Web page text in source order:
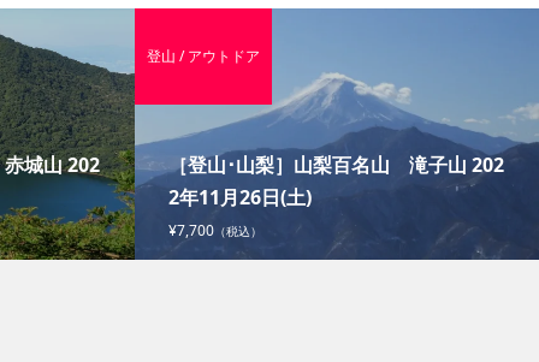
城山 202
［登山･山梨］山梨百名山 滝子山 202
2年11月26日(土)
¥7,700（税込）
登山 / アウトドア